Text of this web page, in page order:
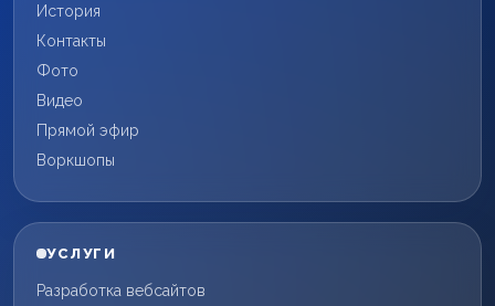
История
Контакты
Фото
Видео
Прямой эфир
Воркшопы
УСЛУГИ
Разработка вебсайтов